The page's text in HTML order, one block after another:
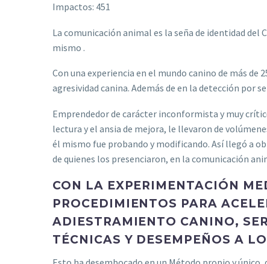
Impactos: 451
La comunicación animal es la seña de identidad
mismo .
Con una experiencia en el mundo canino de más de
agresividad canina. Además de en la detección por
Emprendedor de carácter inconformista y muy
lectura y el ansia de mejora, le llevaron de
él mismo fue probando y modificando. Así llegó a
de quienes los presenciaron, en la comunicación
CON LA EXPERIMENTACIÓN
PROCEDIMIENTOS PARA
ADIESTRAMIENTO CANINO,
TÉCNICAS Y DESEMPEÑOS A